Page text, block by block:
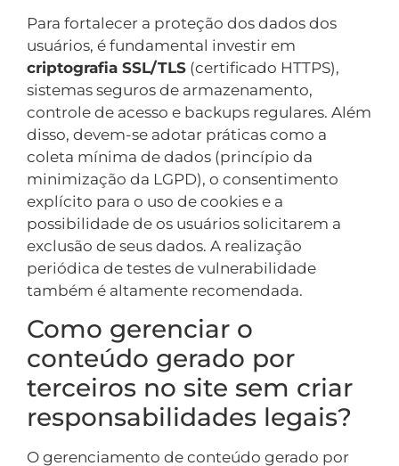
Para fortalecer a proteção dos dados dos
usuários, é fundamental investir em
criptografia SSL/TLS (certificado HTTPS),
sistemas seguros de armazenamento,
controle de acesso e backups regulares. Além
disso, devem-se adotar práticas como a
coleta mínima de dados (princípio da
minimização da LGPD), o consentimento
explícito para o uso de cookies e a
possibilidade de os usuários solicitarem a
exclusão de seus dados. A realização
periódica de testes de vulnerabilidade
também é altamente recomendada.
Como gerenciar o
conteúdo gerado por
terceiros no site sem criar
responsabilidades legais?
O gerenciamento de conteúdo gerado por